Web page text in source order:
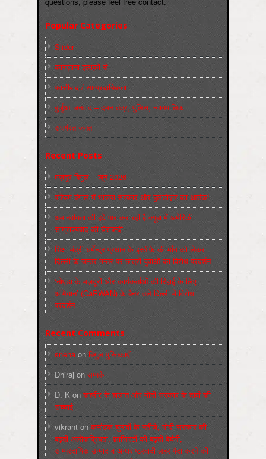
Popular Categories
Slider
कारख़ाना इलाक़ों से
फ़ासीवाद / साम्‍प्रदायिकता
बुर्जुआ जनवाद – दमन तंत्र, पुलिस, न्‍यायपालिका
संघर्षरत जनता
Recent Posts
मज़दूर बिगुल – जून 2026
पश्चिम बंगाल में भाजपा सरकार और बुलडोज़र का आतंक!
अमानवीयता की हदें पार कर रही है क्यूबा में अमेरिकी
साम्राज्यवाद की घेराबन्दी
शिक्षा मंत्री धर्मेन्द्र प्रधान के इस्तीफ़े की माँग को लेकर
दिल्ली के जन्तर-मन्तर पर छात्रों-युवाओं का विरोध प्रदर्शन
‘नोएडा के मज़दूरों और कार्यकर्ताओं की रिहाई के लिए
अभियान’ (CaRWAN) के बैनर तले दिल्ली में विरोध
प्रदर्शन
Recent Comments
sneha on बिगुल पुस्तिकाएँ
Dhiraj on सम्पर्क
D. K on कश्मीर के हालात और मोदी सरकार के दावों की
सच्चाई
vikrant onकर्नाटक चुनावों के नतीजे, मोदी सरकार की
बढ़ती अलोकप्रियता, फ़ासिस्टों की बढ़ती बेचैनी,
साम्प्रदायिक उन्माद व अन्धराष्ट्रवादी लहर पैदा करने की